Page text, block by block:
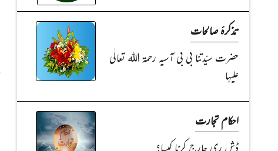
تذکرۂ صالحات
حضرت سیّدتنا بی بی آسیہ رحمۃ اللہ تعالٰی
علیہا
احکام تجارت
ڈش ری چارج کرنا کیسا؟